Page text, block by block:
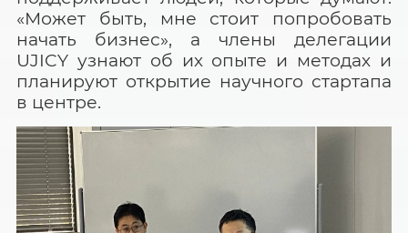
«Может быть, мне стоит попробовать
начать бизнес», а члены делегации
UJICYузнают об их опыте и методах и
планируют открытие научного стартапа
в центре.